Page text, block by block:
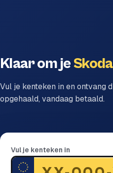
Klaar om je
Vul je kenteken in en ontvang
opgehaald, vandaag betaald.
Vul je kenteken in